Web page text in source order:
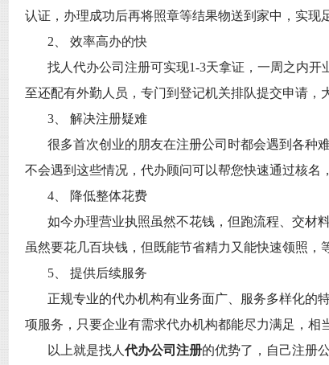
认证，办理成功后再将照章等结果物送到家中，实现
2、 效率高办的快
找人代办公司注册可实现1-3天拿证，一周之内开
至还配有外勤人员，专门到登记机关排队提交申请，
3、 解决注册疑难
很多首次创业的朋友在注册公司时都会遇到各种
不会遇到这些情况，代办顾问可以帮您快速通过核名
4、 降低整体花费
如今办理营业执照虽然不花钱，但跑流程、交材
虽然要花几百块钱，但既能节省精力又能快速领照，
5、 提供后续服务
正规专业的代办机构有业务面广、服务多样化的
项服务，只要企业有需求代办机构都能尽力满足，相
以上就是找人 代办公司注册的优势了，自己注册